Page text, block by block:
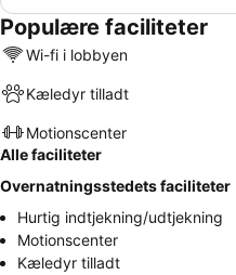
Populære faciliteter
Wi-fi i lobbyen
Kæledyr tilladt
Motionscenter
Alle faciliteter
Overnatningsstedets faciliteter
Hurtig indtjekning/udtjekning
Motionscenter
Kæledyr tilladt